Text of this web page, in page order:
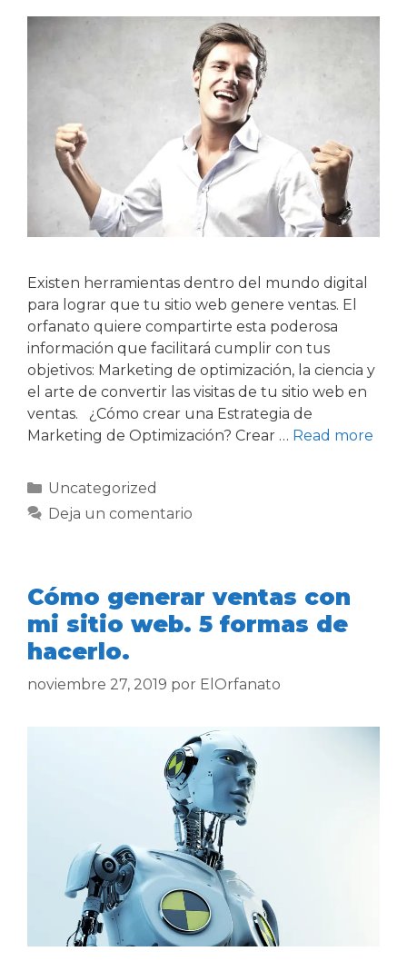
Existen herramientas dentro del mundo digital
para lograr que tu sitio web genere ventas. El
orfanato quiere compartirte esta poderosa
información que facilitará cumplir con tus
objetivos: Marketing de optimización, la ciencia y
el arte de convertir las visitas de tu sitio web en
ventas. ¿Cómo crear una Estrategia de
Marketing de Optimización? Crear … Read more
Uncategorized
Deja un comentario
Cómo generar ventas con
mi sitio web. 5 formas de
hacerlo.
noviembre 27, 2019 por ElOrfanato